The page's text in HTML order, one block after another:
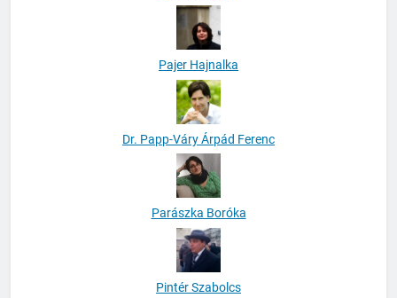
Pajer Hajnalka
Dr. Papp-Váry Árpád Ferenc
Parászka Boróka
Pintér Szabolcs